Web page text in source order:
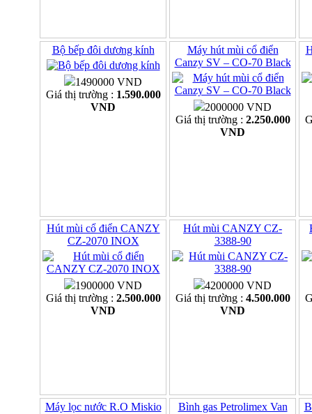
Bộ bếp đôi dương kính
1490000 VND
Giá thị trường : 1.590.000
VND
Máy hút mùi cổ điển
Canzy SV – CO-70 Black
2000000 VND
Giá thị trường : 2.250.000
VND
Hút mùi cổ điển CANZY
CZ-2070 INOX
1900000 VND
Giá thị trường : 2.500.000
VND
Hút mùi CANZY CZ-
3388-90
4200000 VND
Giá thị trường : 4.500.000
VND
Máy lọc nước R.O Miskio
Bình gas Petrolimex Van